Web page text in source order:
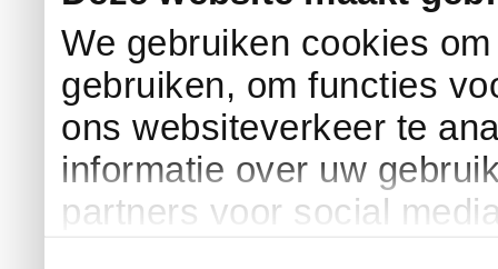
We gebruiken cookies
gebruiken, om functies
ons websiteverkeer te
informatie over uw
partners voor social